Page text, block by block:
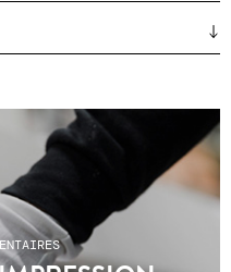
renforcés ●
relais ou click &
au samedi, 11h à
11h à 19h00 : +33
port n'incluent
pour les